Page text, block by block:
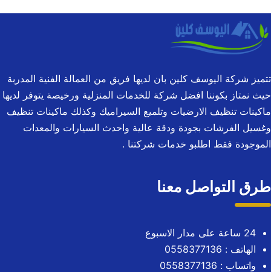
تتميز شركة اليوسف كلين بان لديها فريق من العمالة الفنية المدربة
حيث نمتاز بكوننا افضل شركة للخدمات المنزلية ورخيصة يتوفر لديها
ماكينات تنظيف الارضيات وتلميع السيراميك وكذلك ماكينات تنظيف
وغسيل الفرشات بجودة ودقة عالية واحدث السيارات والمعدات
الموجودة فقط اطلبو خدمات شركتنا .
طرق التواصل معنا
24 ساعة على مدار الاسبوع
الهاتف : 0558377136
واتساب : 0558377136